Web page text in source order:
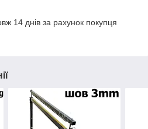
14 днів за рахунок покупця